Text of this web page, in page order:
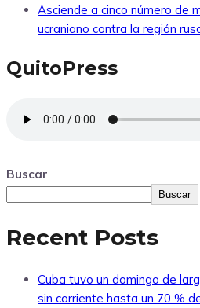
Asciende a cinco número de
ucraniano contra la región
QuitoPress
Buscar
Buscar
Recent Posts
Cuba tuvo un domingo de
sin corriente hasta un 70 %